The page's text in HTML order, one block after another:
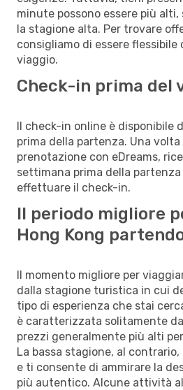
minute possono essere più
la stagione alta. Per trovare
consigliamo di essere
viaggio.
Check-in prima del
Il check-in online è disponibile
prima della partenza. Una
prenotazione con eDreams,
settimana prima della
effettuare il check-in.
Il periodo migliore
Hong Kong
Il momento migliore per
dalla stagione turistica in cui
tipo di esperienza che stai
è caratterizzata solitamente
prezzi generalmente più alti
La bassa stagione, al
e ti consente di ammirare la
più autentico. Alcune attività